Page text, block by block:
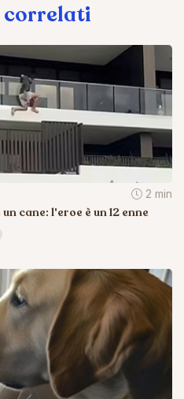
2 min
cane: l'eroe è un 12 enne